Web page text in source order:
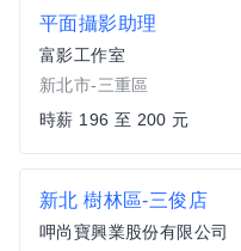
平面攝影助理
富影工作室
新北市-三重區
時薪 196 至 200 元
新北 樹林區-三俊店
呷尚寶興業股份有限公司